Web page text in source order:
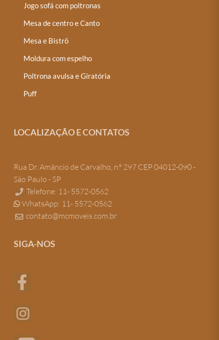
Jogo sofá com poltronas
Mesa de centro e Canto
Mesa e Bistrô
Moldura com espelho
Poltrona avulsa e Giratória
Puff
LOCALIZAÇÃO E CONTATOS
Rua Dr. Amâncio de Carvalho, n.º 297 CEP 04012-090 -
São Paulo - SP
Telefone: 11- 5572-0562
WhatsApp: 11- 5572-0562
contato@mcmoveis.com.br
SIGA-NOS